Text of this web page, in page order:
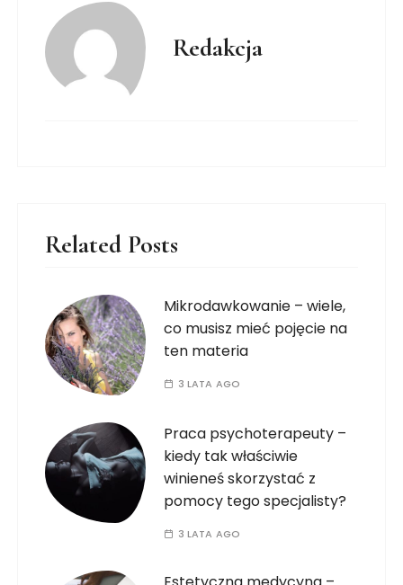
Redakcja
Related Posts
Mikrodawkowanie – wiele,
co musisz mieć pojęcie na
ten materia
3 LATA AGO
Praca psychoterapeuty –
kiedy tak właściwie
winieneś skorzystać z
pomocy tego specjalisty?
3 LATA AGO